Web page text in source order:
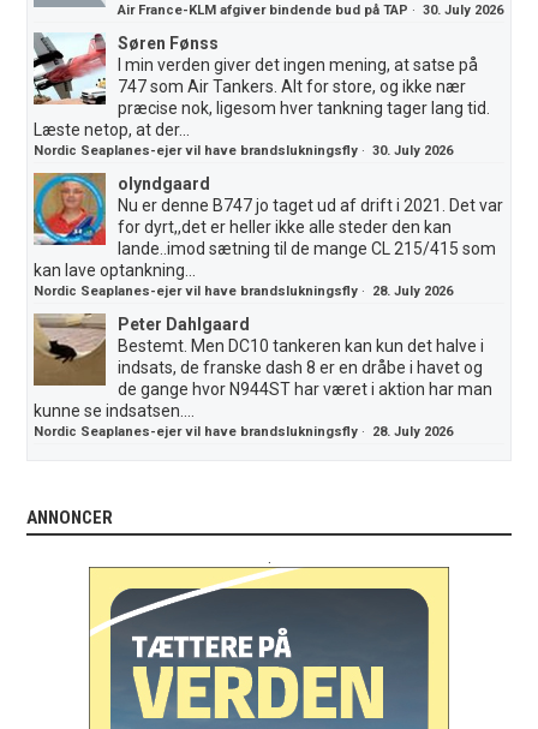
Air France-KLM afgiver bindende bud på TAP ·30. July 2026
Søren Fønss
I min verden giver det ingen mening, at satse på
747 som Air Tankers. Alt for store, og ikke nær
præcise nok, ligesom hver tankning tager lang tid.
Læste netop, at der...
Nordic Seaplanes-ejer vil have brandslukningsfly ·30. July 2026
olyndgaard
Nu er denne B747 jo taget ud af drift i 2021. Det var
for dyrt,,det er heller ikke alle steder den kan
lande..imod sætning til de mange CL 215/415 som
kan lave optankning...
Nordic Seaplanes-ejer vil have brandslukningsfly · 28. July 2026
Peter Dahlgaard
Bestemt. Men DC10 tankeren kan kun det halve i
indsats, de franske dash 8 er en dråbe i havet og
de gange hvor N944ST har været i aktion har man
kunne se indsatsen....
Nordic Seaplanes-ejer vil have brandslukningsfly · 28. July 2026
ANNONCER